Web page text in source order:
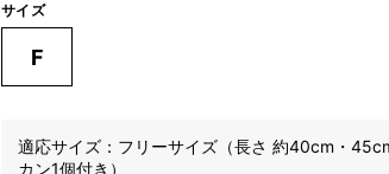
サイズ
F
適応サイズ：フリーサイズ（長さ 約40cm・
カン1個付き）